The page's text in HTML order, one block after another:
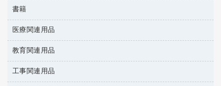
スリッパ・サンダル・シューズ
スポーツ・レジャー用品
ゴミ袋
キッチン用品
帳簿
額縁
各種用紙
ルーズリーフ
統一伝票用ファイル
収納保存用品
レターファイル
リングファイル
筆ペン
消しゴム
修正液・修正ペン
修正テープ
鉛筆
輪ゴム
両面テープ
名札
保管・整理用品
壁面／足元収納
書籍
雑誌
パソコンソフト
医療関連用品
保健用品
使い捨て手袋
感染症対策用品
教育関連用品
教育関連用品
工事関連用品